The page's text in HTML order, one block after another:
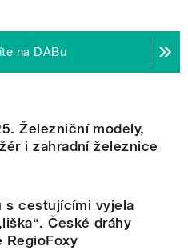
na DABu
Železniční modely,
i zahradní železnice
s cestujícími vyjela
České dráhy
RegioFoxy